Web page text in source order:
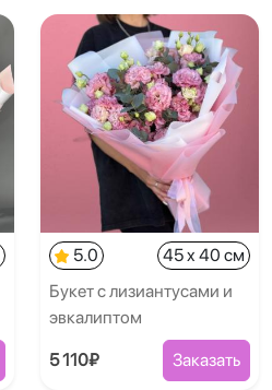
5.0
45 x 40 см
Букет с лизиантусами и
эвкалиптом
5 110₽ Заказать